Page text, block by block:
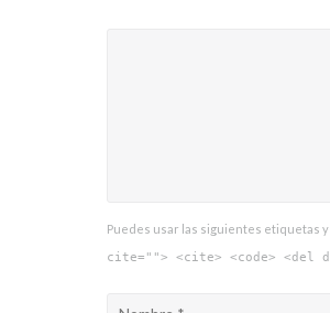
Puedes usar las siguientes etiquetas
cite=""> <cite> <code> <del